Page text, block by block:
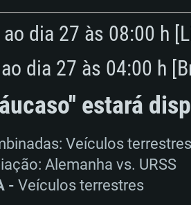
Sistema
Processador: Intel
Memória: 16 GB
Placa Gráfica:
Sistema
Processador:
Memória: 8 GB
Placa Gráfica:
Sistema
Processador:
Memória: 16 GB
Placa Gráfica:
recentes (não
dia 27 às 08:00 h
dia 27 às 04:00 h
estará
Veículos
Alemanha vs. URSS
- Veículos terrestres